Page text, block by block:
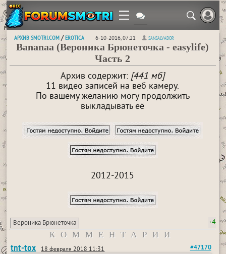
АРХИВ SMOTRI.COM /EROTICA 6-10-2016, 07:21 SANSALVADOR
Bananaa (Вероника Брюнеточка - easylife)
Часть 2
Архив содержит: [441 мб]
11 видео записей на веб камеру.
По вашему желанию могу продолжить
выкладывать её
2012-2015
Вероника Брюнеточка +4
КОММЕНТАРИИ
tnt-tox 18 февраля 2018 11:31 #47170